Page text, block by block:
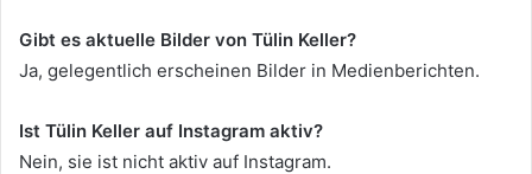
Gibt es aktuelle Bilder von Tülin Keller?
Ja, gelegentlich erscheinen Bilder in Medienberichten.
Ist Tülin Keller auf Instagram aktiv?
Nein, sie ist nicht aktiv auf Instagram.